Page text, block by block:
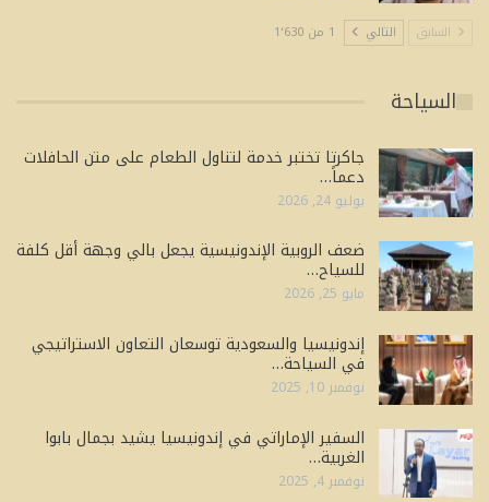
السابق التالي 1 من 1٬630
السياحة
جاكرتا تختبر خدمة لتناول الطعام على متن الحافلات
دعماً…
يوليو 24, 2026
ضعف الروبية الإندونيسية يجعل بالي وجهة أقل كلفة
للسياح…
مايو 25, 2026
إندونيسيا والسعودية توسعان التعاون الاستراتيجي
في السياحة…
نوفمبر 10, 2025
السفير الإماراتي في إندونيسيا يشيد بجمال بابوا
الغربية…
نوفمبر 4, 2025